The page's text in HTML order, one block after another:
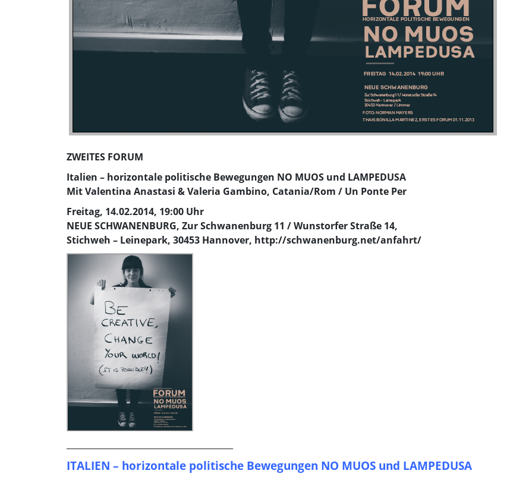
ZWEITES FORUM
Italien – horizontale politische Bewegungen NO MUOS und LAMPEDUSA
Mit Valentina Anastasi & Valeria Gambino, Catania/Rom / Un Ponte Per
Freitag, 14.02.2014, 19:00 Uhr
NEUE SCHWANENBURG, Zur Schwanenburg 11 / Wunstorfer Straße 14,
Stichweh – Leinepark, 30453 Hannover, http://schwanenburg.net/anfahrt/
ITALIEN – horizontale politische Bewegungen NO MUOS und LAMPEDUSA